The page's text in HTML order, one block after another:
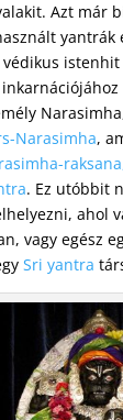
Azt már
yantrák
védikus
Narasimha,
. Ez utóbbit
ahol
vagy egész
Sri yantra